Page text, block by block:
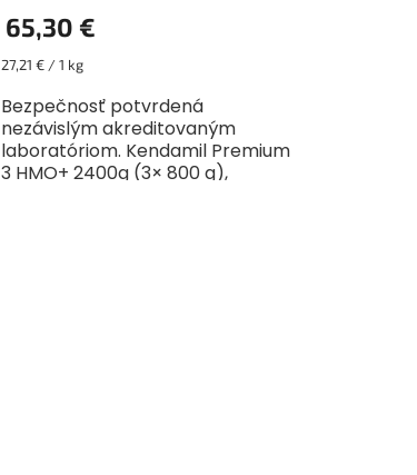
65,30 €
Jednotková
27,21 € / 1 kg
Bezpečnosť potvrdená
nezávislým akreditovaným
laboratóriom. Kendamil Premium
3 HMO+ 2400g (3× 800 g),